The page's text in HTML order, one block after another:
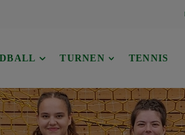
TURNEN TENNIS